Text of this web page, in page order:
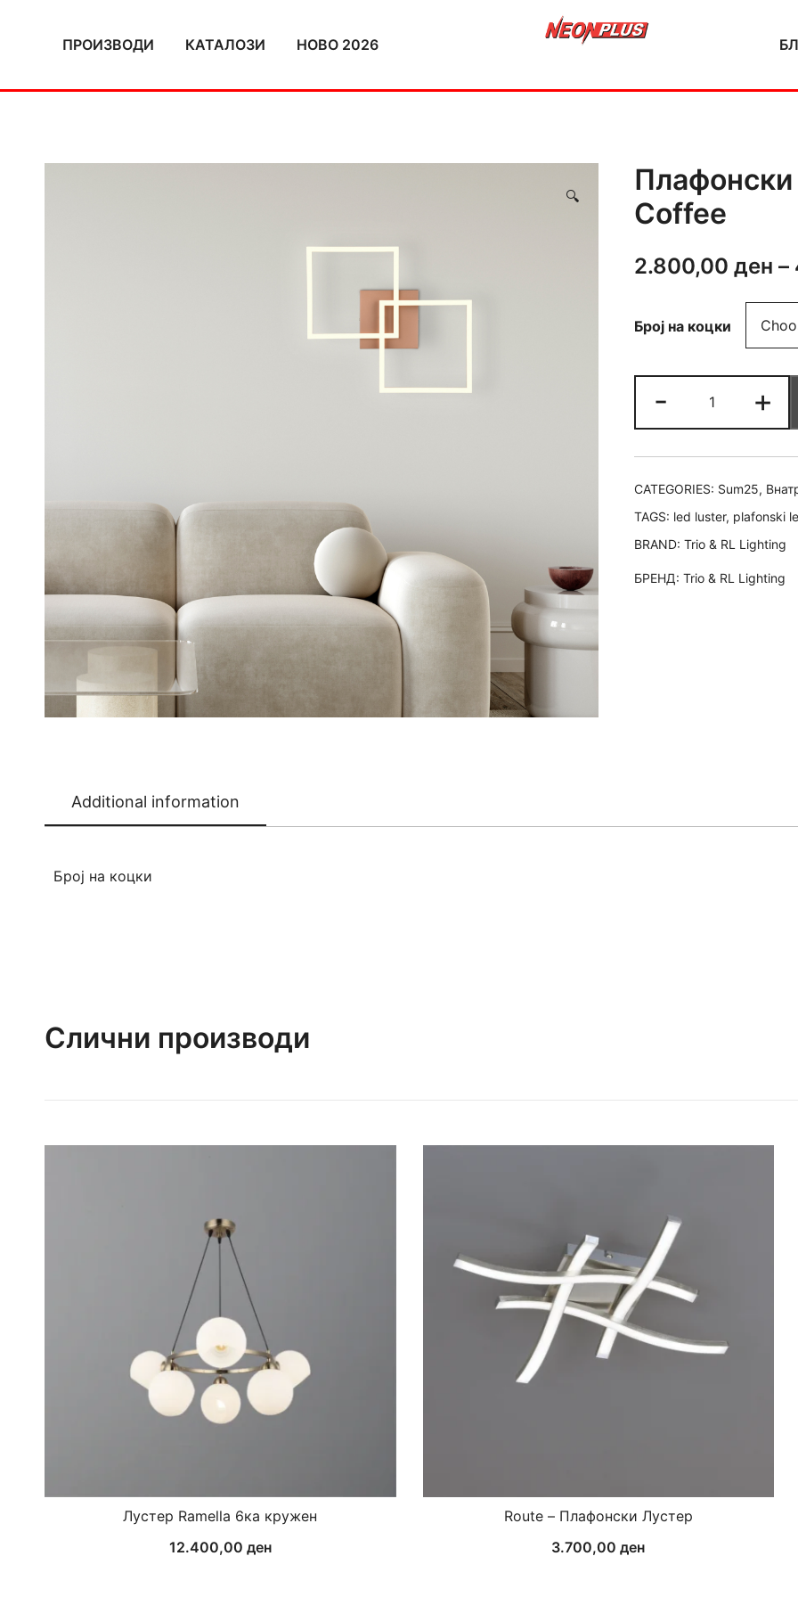
ПРОИЗВОДИ КАТАЛОЗИ НОВО 2026
🔍
Плафонски
Coffee
2.800,00 ден –
Број на коцки
-
Лед
лустер
TRAIL
quantity
+
CATEGORIES: Sum25,
TAGS: led luster, plafonski
BRAND: Trio & RL Lighting
БРЕНД: Trio & RL Lighting
Additional information
Број на коцки
Слични производи
Лустер Ramella 6ка кружен
12.400,00 ден
Route – Плафонски Лустер
3.700,00ден